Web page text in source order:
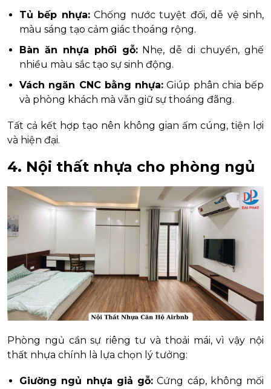
Tủ bếp nhựa:Chống nước tuyệt đối, dễ vệ sinh,
màu sáng tạo cảm giác thoáng rộng.
Bàn ăn nhựa phối gỗ:Nhẹ, dễ di chuyển, ghế
nhiều màu sắc tạo sự sinh động.
Vách ngăn CNC bằng nhựa: Giúp phân chia bếp
và phòng khách mà vẫn giữ sự thoáng đãng.
Tất cả kết hợp tạo nên không gian ấm cúng, tiện lợi
và hiện đại.
4. Nội thất nhựa cho phòng ngủ
Phòng ngủ cần sự riêng tư và thoải mái, vì vậy nội
thất nhựa chính là lựa chọn lý tưởng:
Giường ngủ nhựa giả gỗ: Cứng cáp, không mối